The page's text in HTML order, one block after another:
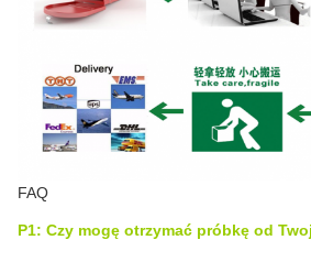
FAQ
P1: Czy mogę otrzymać próbkę od